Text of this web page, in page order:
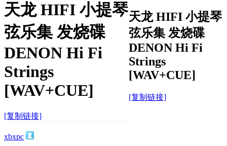
天龙 HIFI 小提琴
弦乐集 发烧碟
DENON Hi Fi
Strings
[WAV+CUE]
[复制链接]
天龙 HIFI 小提琴
弦乐集 发烧碟
DENON Hi Fi
Strings
[WAV+CUE]
[复制链接]
xbxpc